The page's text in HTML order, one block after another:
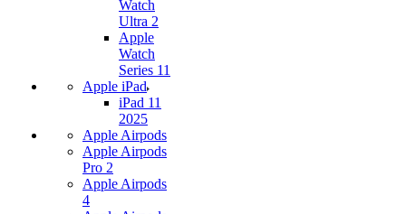
Watch
Ultra 2
Apple
Watch
Series 11
Apple iPad
iPad 11
2025
Apple Airpods
Apple Airpods
Pro 2
Apple Airpods
4